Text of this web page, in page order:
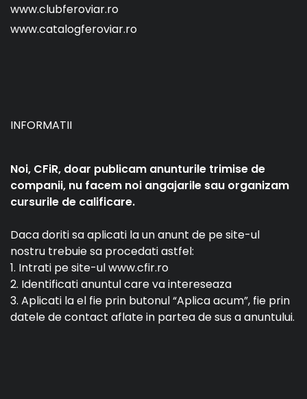
www.clubferoviar.ro
www.catalogferoviar.ro
INFORMATII
Noi, CFiR, doar publicam anunturile trimise de
companii, nu facem noi angajarile sau organizam
cursurile de calificare.
Daca doriti sa aplicati la un anunt de pe site-ul
nostru trebuie sa procedati astfel:
1. Intrati pe site-ul www.cfir.ro
2. Identificati anuntul care va intereseaza
3. Aplicati la el fie prin butonul “Aplica acum”, fie prin
datele de contact aflate in partea de sus a anuntului.